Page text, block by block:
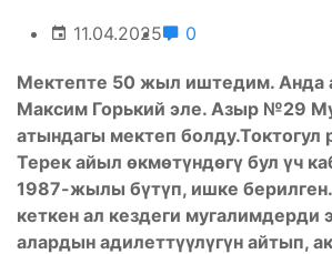
11.04.2025 0
Мектепте 50 жыл иштедим. Анда
Максим Горький эле. Азыр №29
атындагы мектеп болду.Токтогул
Терек айыл өкмөтүндөгү бул үч
1987-жылы бүтүп, ишке берилген.
кеткен ал кездеги мугалимдерди
алардын адилеттүүлүгүн айтып,